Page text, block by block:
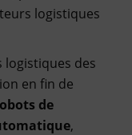
logistiques
logistiques des
en fin de
de
,